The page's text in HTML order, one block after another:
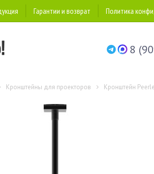
Гарантии и возврат Политика
8
Кронштейны для проекторов Кронштейн